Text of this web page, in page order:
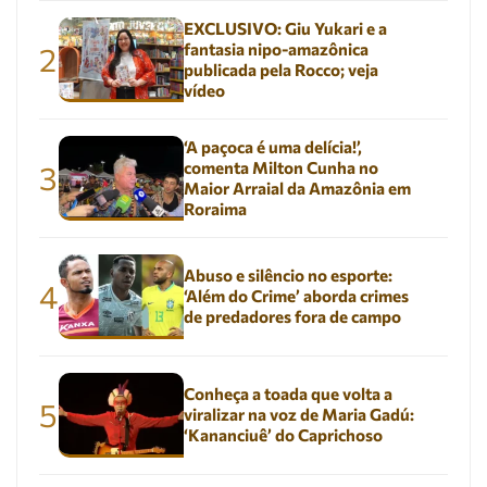
2
EXCLUSIVO: Giu Yukari e a
fantasia nipo-amazônica
publicada pela Rocco; veja
vídeo
3
‘A paçoca é uma delícia!’,
comenta Milton Cunha no
Maior Arraial da Amazônia em
Roraima
4
Abuso e silêncio no esporte:
‘Além do Crime’ aborda crimes
de predadores fora de campo
5
Conheça a toada que volta a
viralizar na voz de Maria Gadú:
‘Kananciuê’ do Caprichoso